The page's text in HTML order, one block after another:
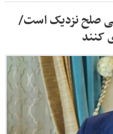
صلح نزدیک است/
کنند